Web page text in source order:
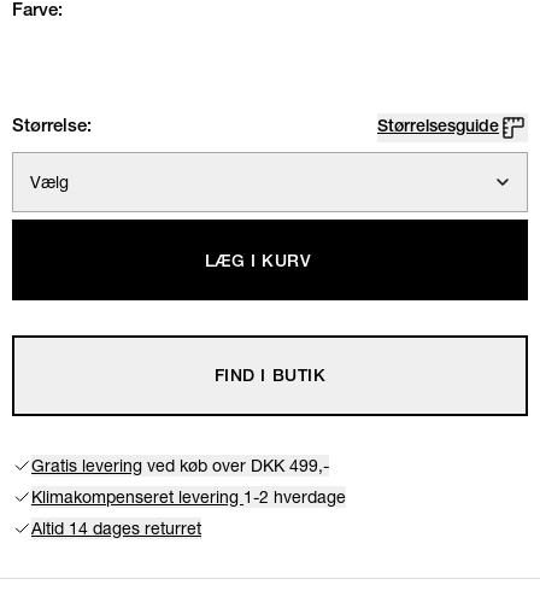
Farve:
Størrelse: Størrelsesguide
Vælg
LÆG I KURV
FIND I BUTIK
Gratis levering ved køb over DKK 499,-
Klimakompenseret levering 1-2 hverdage
Altid 14 dages returret